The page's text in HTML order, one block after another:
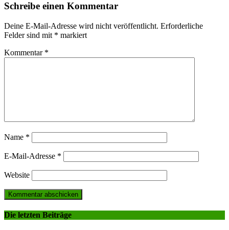
Schreibe einen Kommentar
Deine E-Mail-Adresse wird nicht veröffentlicht. Erforderliche
Felder sind mit * markiert
Kommentar *
Name *
E-Mail-Adresse *
Website
Die letzten Beiträge